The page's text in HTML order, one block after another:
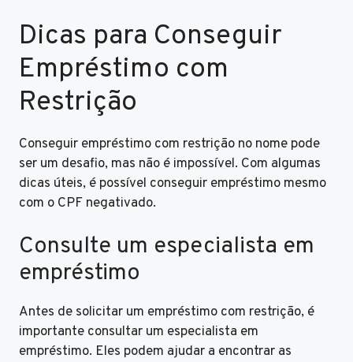
Dicas para Conseguir
Empréstimo com
Restrição
Conseguir empréstimo com restrição no nome pode
ser um desafio, mas não é impossível. Com algumas
dicas úteis, é possível conseguir empréstimo mesmo
com o CPF negativado.
Consulte um especialista em
empréstimo
Antes de solicitar um empréstimo com restrição, é
importante consultar um especialista em
empréstimo. Eles podem ajudar a encontrar as